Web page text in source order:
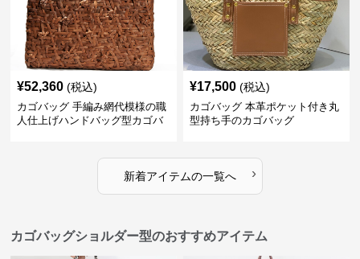
¥52,360 (税込)
カゴバッグ 手編み網代模様の職
人仕上げハンドバッグ型カゴバ
¥17,500 (税込)
カゴバッグ 本革ポケット付き丸
型持ち手のカゴバッグ
新着アイテムの一覧へ ›
カゴバッグショルダー型のおすすめアイテム